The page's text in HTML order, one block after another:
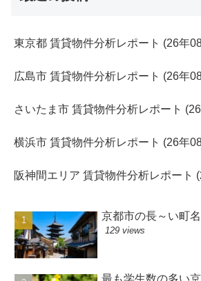
東京都 賃貸物件分析レポート (26年
広島市 賃貸物件分析レポート (26年
さいたま市 賃貸物件分析レポート
横浜市 賃貸物件分析レポート (26年
阪神間エリア 賃貸物件分析レポート
京都市の長～い町名
129 views
最も学生数の多い